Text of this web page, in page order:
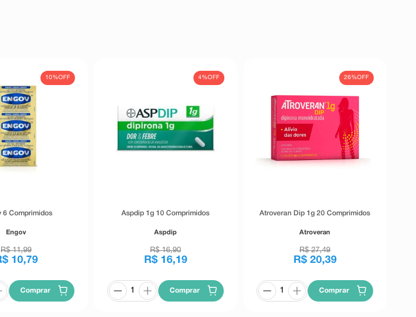
10%OFF
6 Comprimidos
Engov
R$ 11,99
10,79
Comprar
4%OFF
Aspdip 1g 10 Comprimidos
Aspdip
R$ 16,90
R$ 16,19
Comprar
26%OFF
Atroveran Dip 1g 20 Comprimidos
Atroveran
R$ 27,49
R$ 20,39
Comprar